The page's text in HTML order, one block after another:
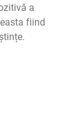
a
fiind